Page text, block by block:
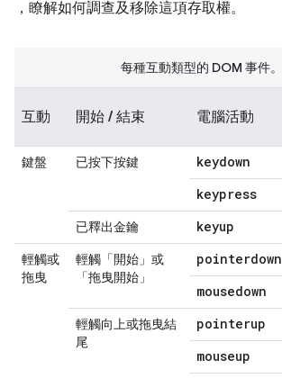
，瞭解如何調查及移除這項存取權。
互動 開始 / 結束 電腦活動
鍵盤 已按下按鍵 keydown
keypress
已釋出金鑰 keyup
輕觸或
拖曳
輕觸「開始」或
「拖曳開始」
pointerdown
mousedown
輕觸向上或拖曳結
尾
pointerup
mouseup
每種互動類型的 DOM 事件。